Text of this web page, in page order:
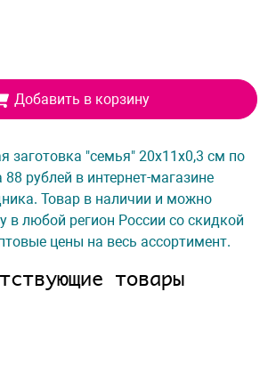
Добавить в корзину
заготовка "семья" 20х11х0,3 см по
88 рублей в интернет-магазине
Товар в наличии и можно
в любой регион России со скидкой
цены на весь ассортимент.
товары